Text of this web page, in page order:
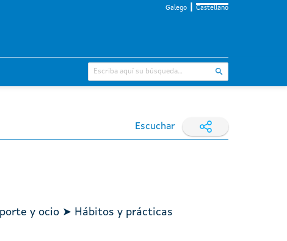
Galego Castellano
Escuchar
y ocio ➤ Hábitos y prácticas